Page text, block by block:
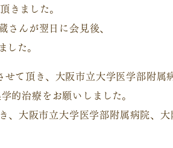
きました。
んが翌日に会見後、
た。
て頂き、大阪市立大学医学部附属
的治療をお願いしました。
、大阪市立大学医学部附属病院、